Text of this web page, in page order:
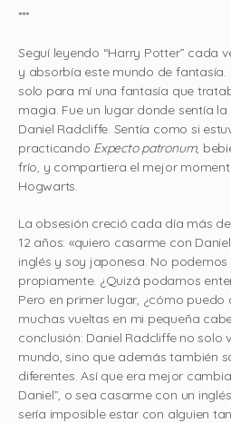
***
Seguí leyendo “Harry Potter” cada
y absorbía este mundo de fantasía.
solo para mí una fantasía que
magia. Fue un lugar donde sentía
Daniel Radcliffe. Sentía como si
practicando Expecto patronum,
frío, y compartiera el mejor
Hogwarts.
La obsesión creció cada día más
12 años: «quiero casarme con
inglés y soy japonesa. No
propiamente. ¿Quizá podamos
Pero en primer lugar, ¿cómo puedo
muchas vueltas en mi pequeña
conclusión: Daniel Radcliffe no solo
mundo, sino que además también
diferentes. Así que era mejor
Daniel”, o sea casarme con un
sería imposible estar con alguien